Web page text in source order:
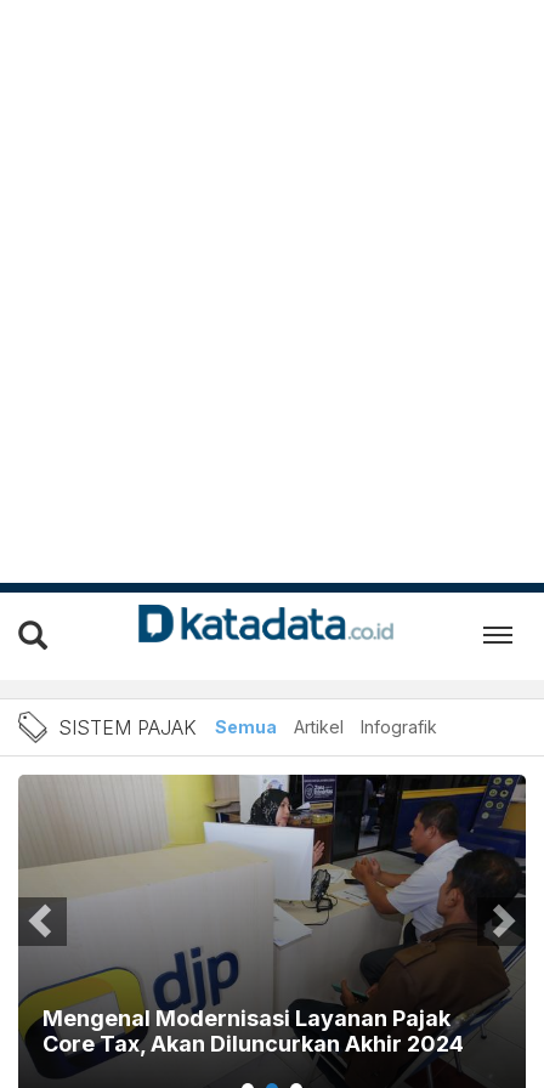
Berita sistem pajak
SISTEM PAJAK Semua Artikel Infografik
Mengenal Modernisasi Layanan Pajak
Core Tax, Akan Diluncurkan Akhir 2024